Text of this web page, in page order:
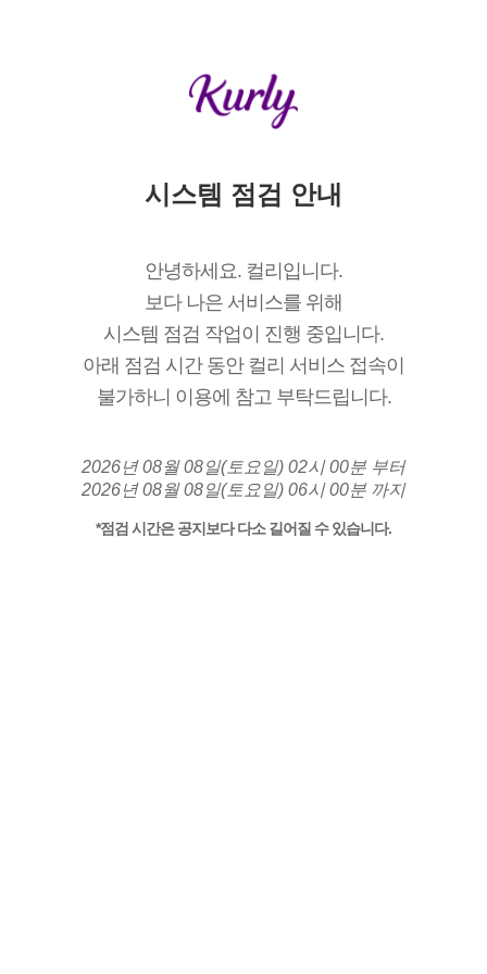
시스템 점검 안내
안녕하세요. 컬리입니다.
보다 나은 서비스를 위해
시스템 점검 작업이 진행 중입니다.
아래 점검 시간 동안 컬리 서비스 접속이
불가하니 이용에 참고 부탁드립니다.
2026년 08월 08일(토요일) 02시 00분 부터
2026년 08월 08일(토요일) 06시 00분 까지
*점검 시간은 공지보다 다소 길어질 수 있습니다.